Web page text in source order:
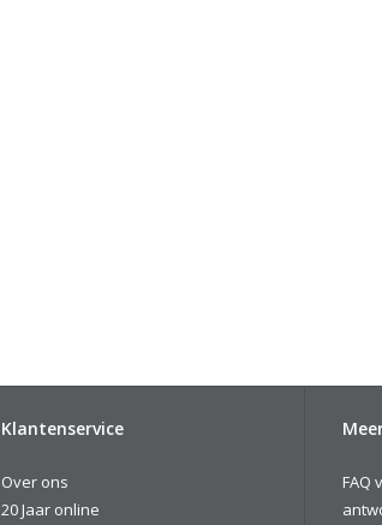
Klantenservice
Over ons
20 Jaar online
FAQ